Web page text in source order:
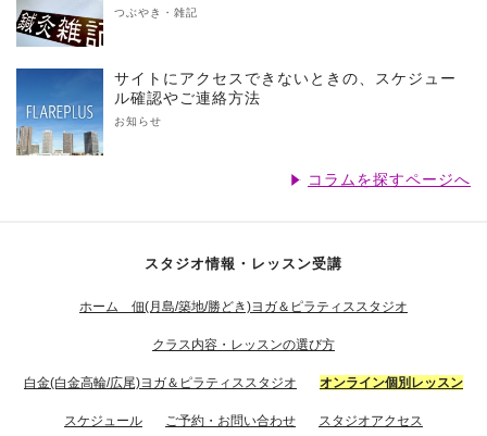
つぶやき・雑記
サイトにアクセスできないときの、スケジュー
ル確認やご連絡方法
お知らせ
コラムを探すページへ
スタジオ情報・レッスン受講
ホーム 佃(月島/築地/勝どき)ヨガ＆ピラティススタジオ
クラス内容・レッスンの選び方
白金(白金高輪/広尾)ヨガ＆ピラティススタジオ オンライン個別レッスン
スケジュール ご予約・お問い合わせ スタジオアクセス